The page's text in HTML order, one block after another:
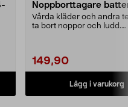
Noppborttagare
Vårda kläder och andra
ta bort noppor och ludd.
149,90
Lägg i varukorg